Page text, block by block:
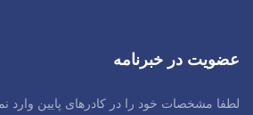
عضویت در خبرنامه
لطفا مشخصات خود را در کادرهای پایین وارد